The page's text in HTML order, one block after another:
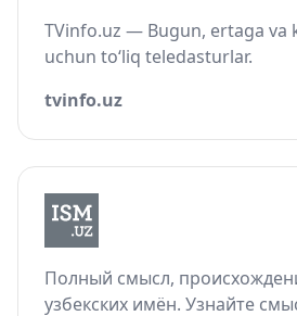
TVinfo.uz — Bugun, ertaga va
uchun to‘liq teledasturlar.
tvinfo.uz
Полный смысл,
узбекских имён. Узнайте